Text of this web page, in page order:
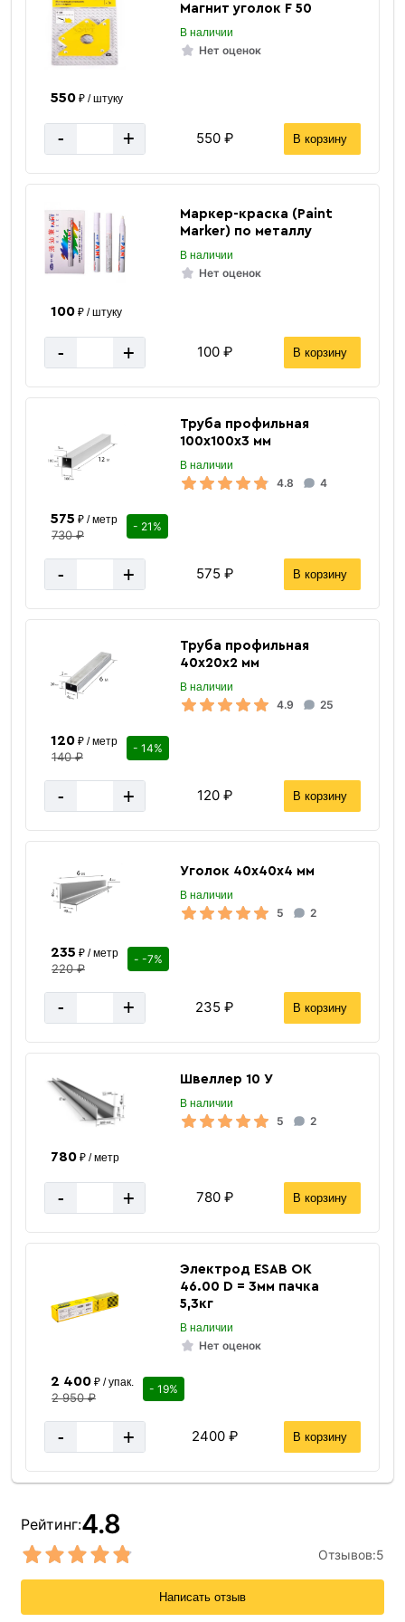
Магнит уголок F 50
В наличии
Нет оценок
550₽ / штуку
- + 550 ₽ В корзину
Маркер-краска (Paint
Marker) по металлу
В наличии
Нет оценок
100₽ / штуку
- + 100 ₽ В корзину
Труба профильная
100х100х3 мм
В наличии
4.8 4
575 ₽ / метр
730 ₽
- 21%
- + 575 ₽ В корзину
Труба профильная
40х20х2 мм
В наличии
4.9 25
120₽ / метр
140 ₽
- 14%
- + 120 ₽ В корзину
Уголок 40х40х4 мм
В наличии
5 2
235 ₽ / метр
220 ₽
- -7%
- + 235 ₽ В корзину
Швеллер 10 У
В наличии
5 2
780₽ / метр
- + 780 ₽ В корзину
Электрод ESAB ОК
46.00 D = 3мм пачка
5,3кг
В наличии
Нет оценок
2 400₽ / упак.
2 950 ₽
- 19%
- + 2400 ₽ В корзину
Количество штук в 1 тонне ≈ 56 шт
Вес одной штуки (6 м) кг
Рейтинг:4.8
Отзывов:5
Написать отзыв